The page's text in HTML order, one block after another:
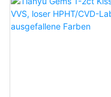
durch seine
aus. Darüber hinaus wird